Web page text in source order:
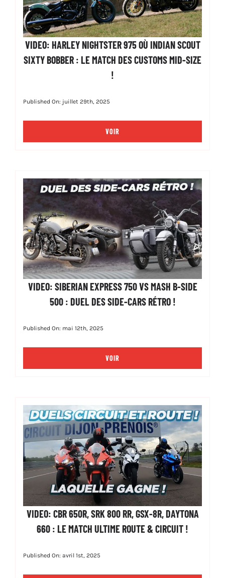
VIDEO: HARLEY NIGHTSTER 975 OÙ INDIAN SCOUT
SIXTY BOBBER : LE MATCH DES CUSTOMS MID-SIZE
!
Published On: juillet 29th, 2025
VOIR
VIDEO: SIBERIAN EXPRESS 750 VS MASH B-SIDE
500 : DUEL DES SIDE-CARS RÉTRO !
Published On: mai 12th, 2025
VOIR
VIDEO: CBR 650R, SRK 800 RR, GSX-8R, DAYTONA
660 : LE MATCH ULTIME ROUTE & CIRCUIT !
Published On: avril 1st, 2025